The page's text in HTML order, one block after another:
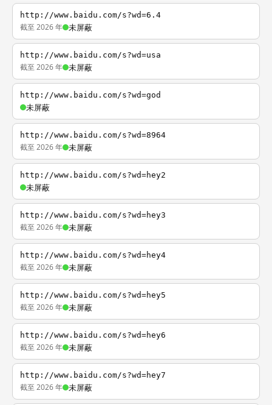
http://www.baidu.com/s?wd=6.4
截至 2026 年 未屏蔽
http://www.baidu.com/s?wd=usa
截至 2026 年 未屏蔽
http://www.baidu.com/s?wd=god
未屏蔽
http://www.baidu.com/s?wd=8964
截至 2026 年 未屏蔽
http://www.baidu.com/s?wd=hey2
未屏蔽
http://www.baidu.com/s?wd=hey3
截至 2026 年 未屏蔽
http://www.baidu.com/s?wd=hey4
截至 2026 年 未屏蔽
http://www.baidu.com/s?wd=hey5
截至 2026 年 未屏蔽
http://www.baidu.com/s?wd=hey6
截至 2026 年 未屏蔽
http://www.baidu.com/s?wd=hey7
截至 2026 年 未屏蔽